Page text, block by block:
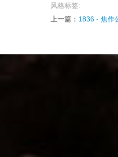
风格标签:
上一篇： 1836 - 焦作